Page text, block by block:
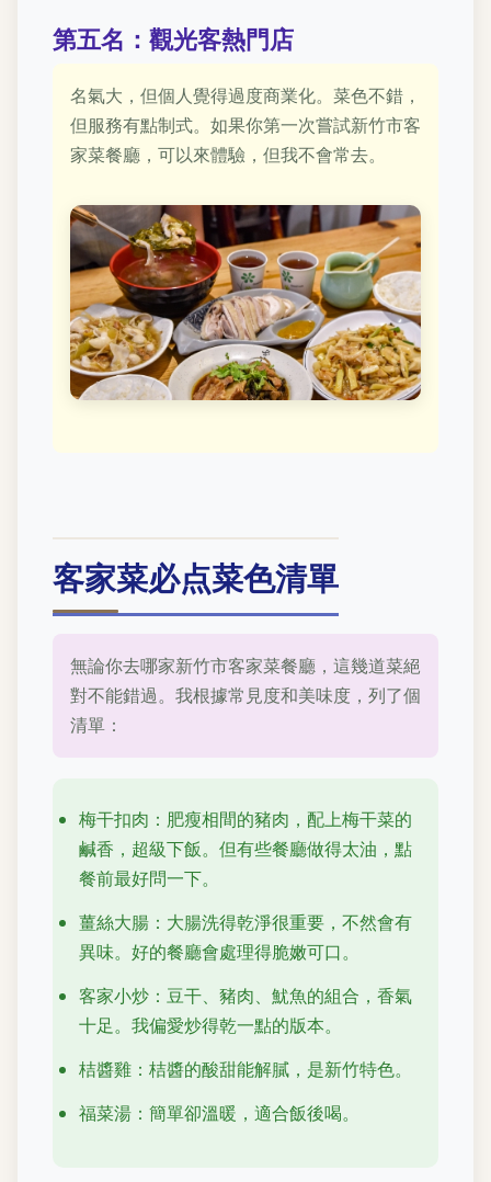
第五名：觀光客熱門店
名氣大，但個人覺得過度商業化。菜色不錯，
但服務有點制式。如果你第一次嘗試新竹市客
家菜餐廳，可以來體驗，但我不會常去。
客家菜必点菜色清單
無論你去哪家新竹市客家菜餐廳，這幾道菜絕
對不能錯過。我根據常見度和美味度，列了個
清單：
梅干扣肉：肥瘦相間的豬肉，配上梅干菜的
鹹香，超級下飯。但有些餐廳做得太油，點
餐前最好問一下。
薑絲大腸：大腸洗得乾淨很重要，不然會有
異味。好的餐廳會處理得脆嫩可口。
客家小炒：豆干、豬肉、魷魚的組合，香氣
十足。我偏愛炒得乾一點的版本。
桔醬雞：桔醬的酸甜能解膩，是新竹特色。
福菜湯：簡單卻溫暖，適合飯後喝。